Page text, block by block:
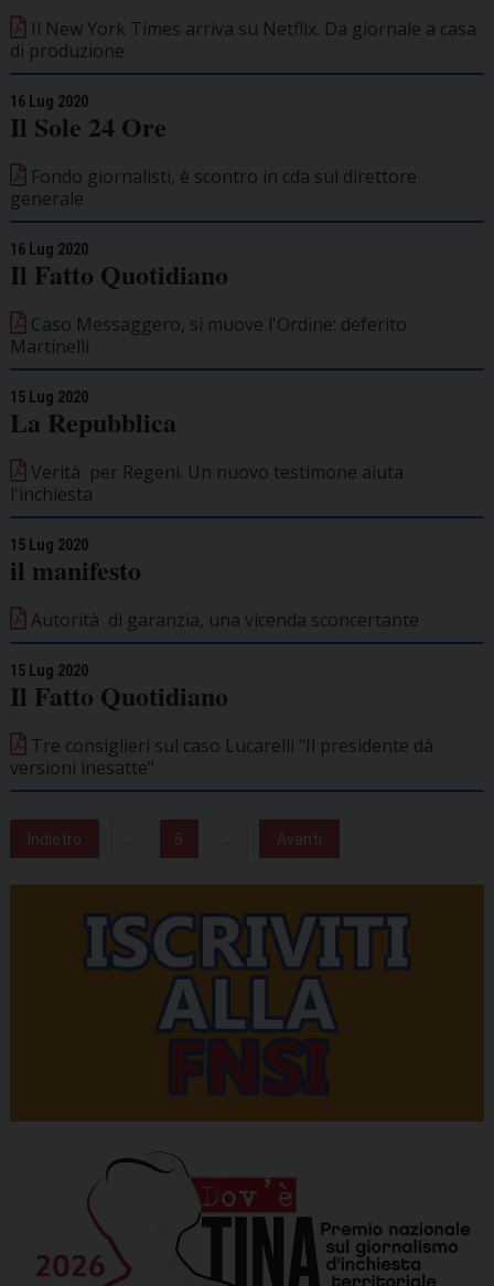
Il New York Times arriva su Netflix. Da giornale a casa
di produzione
16 Lug 2020
Il Sole 24 Ore
Fondo giornalisti, è scontro in cda sul direttore
generale
16 Lug 2020
Il Fatto Quotidiano
Caso Messaggero, si muove l'Ordine: deferito
Martinelli
15 Lug 2020
La Repubblica
Verità per Regeni. Un nuovo testimone aiuta
l'inchiesta
15 Lug 2020
il manifesto
Autorità di garanzia, una vicenda sconcertante
15 Lug 2020
Il Fatto Quotidiano
Tre consiglieri sul caso Lucarelli "Il presidente dà
versioni inesatte"
Indietro ... 5 ... Avanti